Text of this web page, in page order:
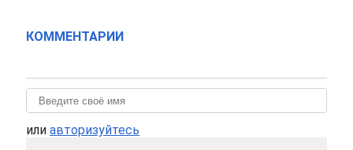
КОММЕНТАРИИ
или авторизуйтесь